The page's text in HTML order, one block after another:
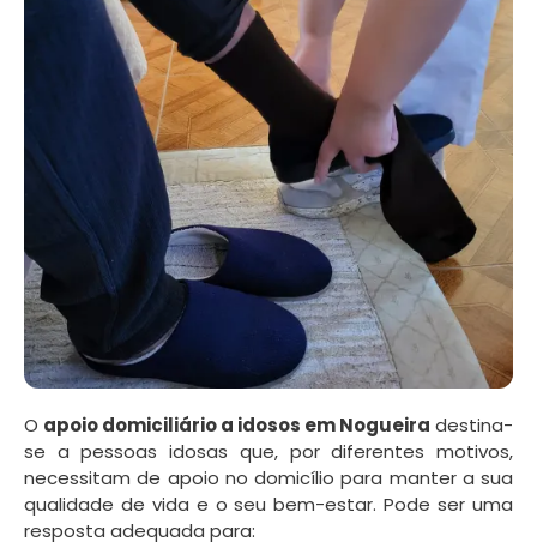
O apoio domiciliário a idosos em Nogueira destina-
se a pessoas idosas que, por diferentes motivos,
necessitam de apoio no domicílio para manter a sua
qualidade de vida e o seu bem-estar. Pode ser uma
resposta adequada para: